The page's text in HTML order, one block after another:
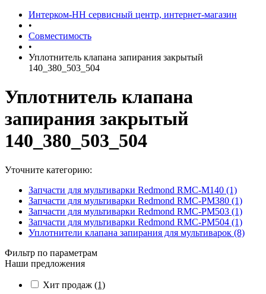
Интерком-НН сервисный центр, интернет-магазин
•
Совместимость
•
Уплотнитель клапана запирания закрытый
140_380_503_504
Уплотнитель клапана
запирания закрытый
140_380_503_504
Уточните категорию:
Запчасти для мультиварки Redmond RMC-M140 (1)
Запчасти для мультиварки Redmond RMC-PM380 (1)
Запчасти для мультиварки Redmond RMC-PM503 (1)
Запчасти для мультиварки Redmond RMC-PM504 (1)
Уплотнители клапана запирания для мультиварок (8)
Фильтр по параметрам
Наши предложения
Хит продаж (1)